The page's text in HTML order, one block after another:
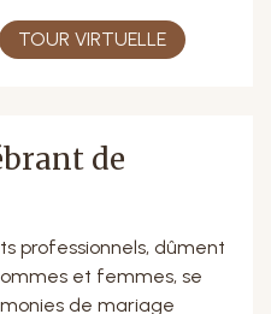
TOUR VIRTUELLE
de
professionnels, dûment
et femmes, se
de mariage